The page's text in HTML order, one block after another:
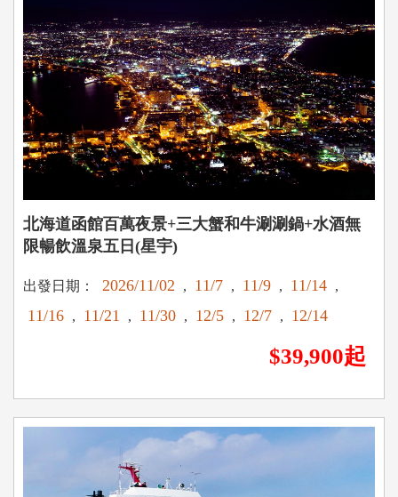
北海道函館百萬夜景+三大蟹和牛涮涮鍋+水酒無
限暢飲溫泉五日(星宇)
出發日期： 2026/11/02 , 11/7 , 11/9 , 11/14 ,
11/16 , 11/21 , 11/30 , 12/5 , 12/7 , 12/14
$39,900起